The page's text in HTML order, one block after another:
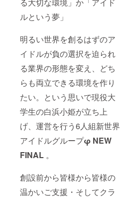
る大切な環境」か「アイド
ルという夢」
明るい世界を創るはずのア
イドルが負の選択を迫られ
る業界の形態を変え、どち
らも両立できる環境を作り
たい。という思いで現役大
学生の白浜小姫が立ち上
げ、運営を行う6人組新世界
アイドルグループφ NEW
FINAL 。
創設前から皆様から皆様の
温かいご支援・そしてクラ